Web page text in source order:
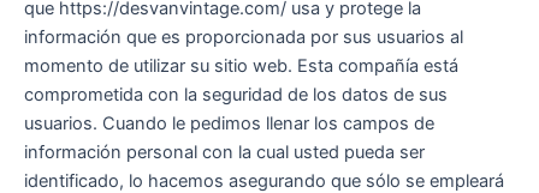
que https://desvanvintage.com/ usa y protege la
información que es proporcionada por sus usuarios al
momento de utilizar su sitio web. Esta compañía está
comprometida con la seguridad de los datos de sus
usuarios. Cuando le pedimos llenar los campos de
información personal con la cual usted pueda ser
identificado, lo hacemos asegurando que sólo se empleará